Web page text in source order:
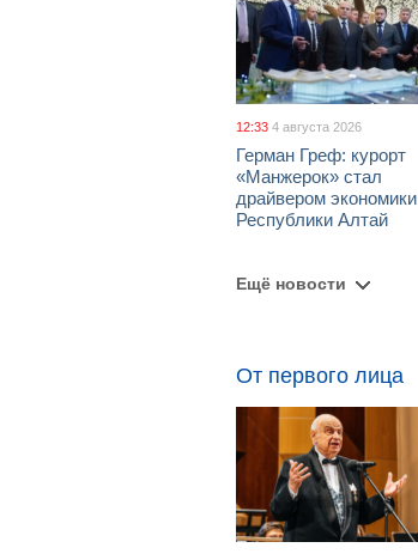
12:33 4 августа 2026
Герман Греф: курорт
«Манжерок» стал
драйвером экономики
Республики Алтай
Ещё новости
От первого лица